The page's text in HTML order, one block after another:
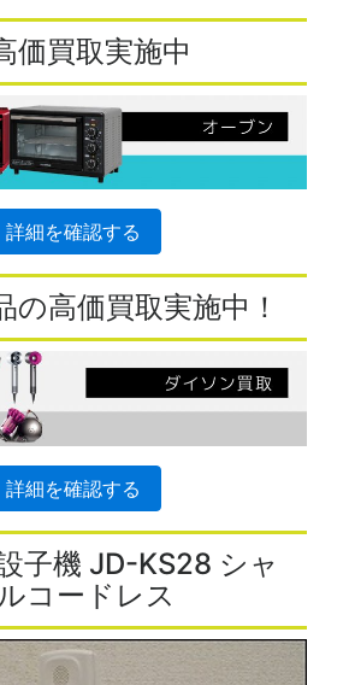
価買取実施中
詳細を確認する
の高価買取実施中！
詳細を確認する
子機 JD-KS28 シャ
コードレス